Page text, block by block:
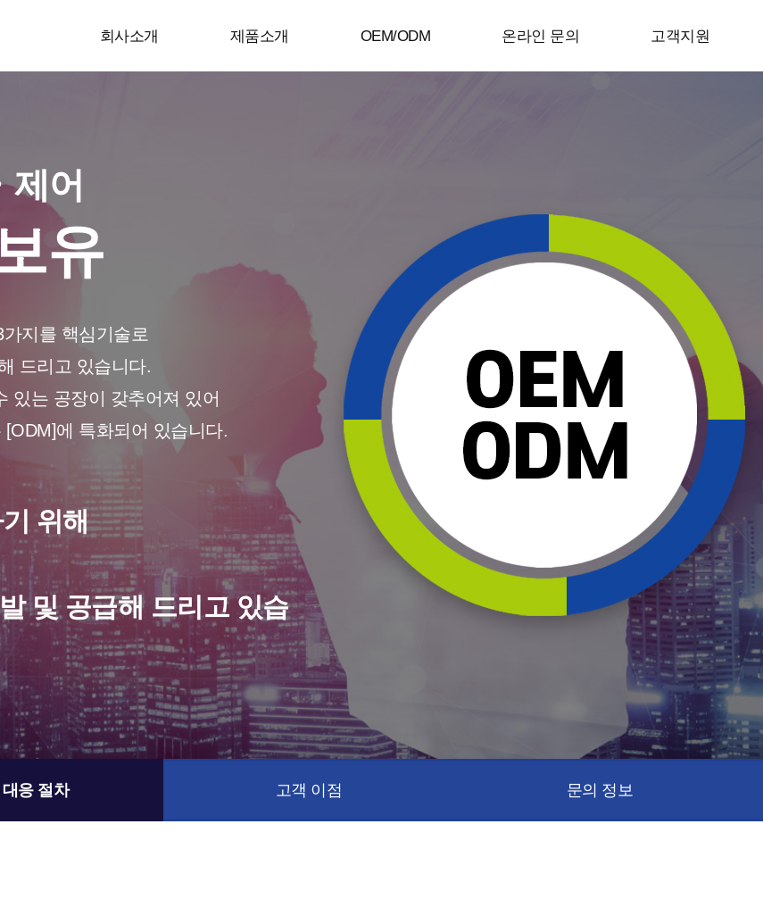
회사소개 제품소개 OEM/ODM 온라인 문의 고객지원
제어
유
지를 핵심기술로
드리고 있습니다.
있는 공장이 갖추어져 있어
에 특화되어 있습니다.
위해
및 공급해 드리고 있습
응 절차 고객 이점 문의 정보